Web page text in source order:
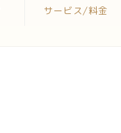
サービス/料金